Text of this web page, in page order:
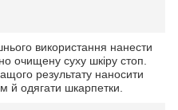
використання нанести
очищену суху шкіру стоп.
результату наносити
й одягати шкарпетки.